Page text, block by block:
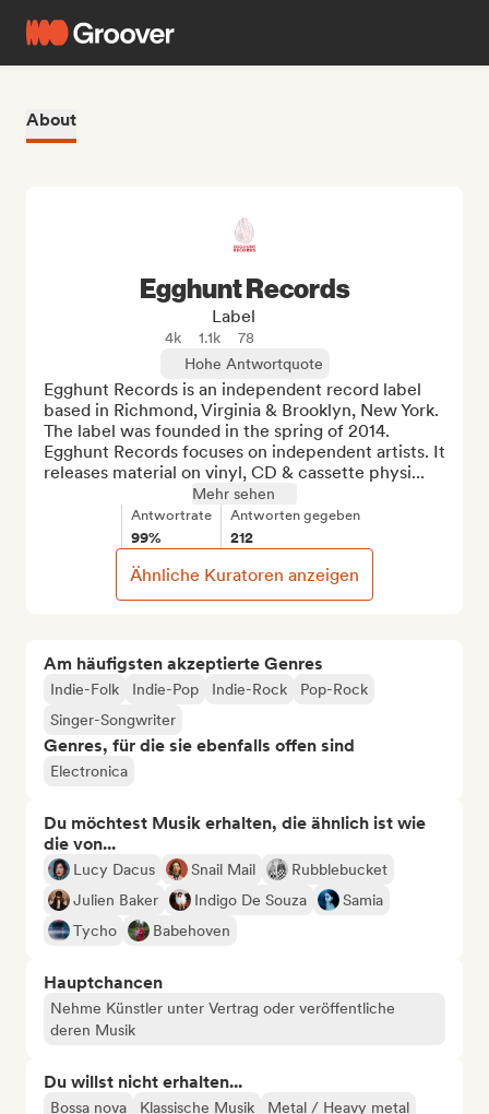
About
Am häufigsten akzeptierte Genres
Indie-Folk Indie-Pop Indie-Rock
Pop-Rock
Singer-Songwriter
Genres, für die sie ebenfalls offen sind
Electronica
Du möchtest Musik erhalten, die ähnlich ist wie
die von...
Lucy Dacus Snail Mail
Rubblebucket
Julien Baker
Indigo De Souza
Samia
Tycho
Babehoven
Hauptchancen
Nehme Künstler unter Vertrag oder veröffentliche
deren Musik
Du willst nicht erhalten...
Bossa nova Klassische Musik Metal / Heavy metal
Egghunt Records
Label
4k 1.1k
78
Hohe Antwortquote
Egghunt Records is an independent record label
based in Richmond, Virginia & Brooklyn, New York.
The label was founded in the spring of 2014.
Egghunt Records focuses on independent artists. It
releases material on vinyl, CD & cassette physi...
Mehr sehen
Antwortrate
99%
Antworten gegeben
212
Ähnliche Kuratoren anzeigen